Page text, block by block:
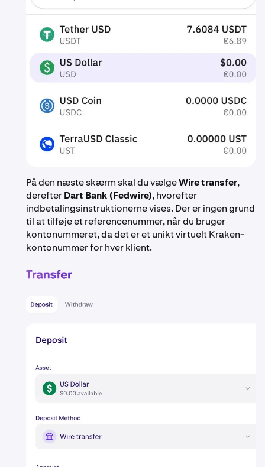
På den næste skærm skal du vælgeWire transfer,
derefterDart Bank (Fedwire), hvorefter
indbetalingsinstruktionerne vises. Der er ingen grund
til at tilføje et referencenummer, når du bruger
kontonummeret, da det er et unikt virtuelt Kraken-
kontonummer for hver klient.